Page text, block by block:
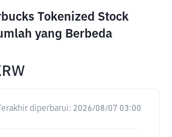
Tokenized Stock
yang Berbeda
Terakhir diperbarui: 2026/08/07 03:00